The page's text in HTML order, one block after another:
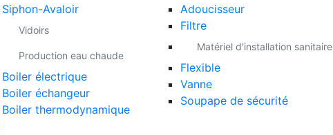
Siphon-Avaloir
Vidoirs
Production eau chaude
Boiler électrique
Boiler échangeur
Boiler thermodynamique
Adoucisseur
Filtre
Matériel d'installation sanitaire
Flexible
Vanne
Soupape de sécurité